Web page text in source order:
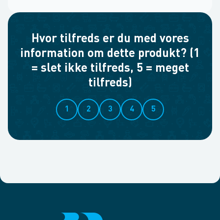
Hvor tilfreds er du med vores
information om dette produkt? (1
= slet ikke tilfreds, 5 = meget
tilfreds)
1 2 3 4 5